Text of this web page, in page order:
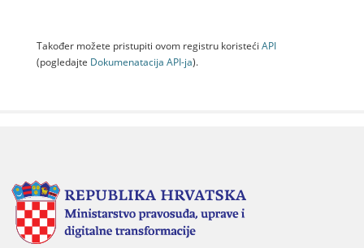
Također možete pristupiti ovom registru koristeći API
(pogledajte Dokumenаtаcijа API-jа).